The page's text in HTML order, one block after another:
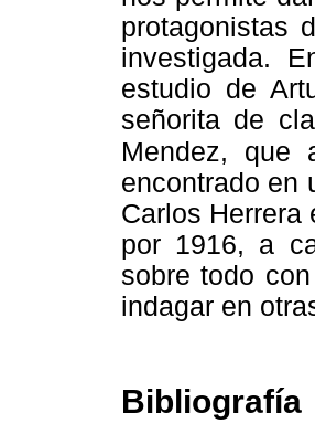
protagonistas
investigada.
estudio de
señorita de
Mendez, que
encontrado en
Carlos Herrera
por 1916, a
sobre todo
indagar en
Bibliografía